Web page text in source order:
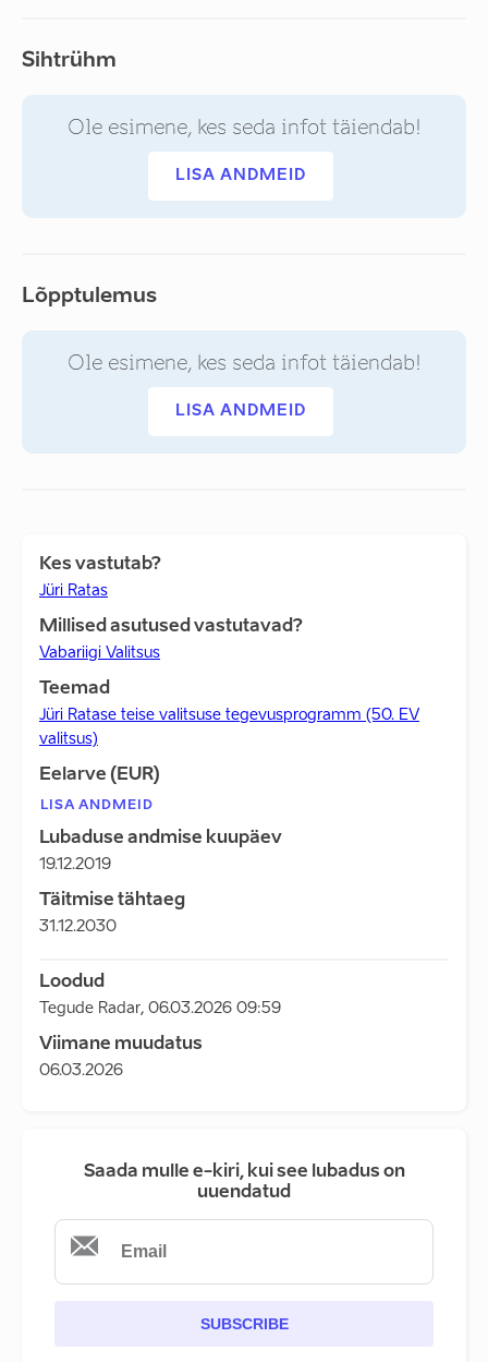
Sihtrühm
Ole esimene, kes seda infot täiendab!
LISA ANDMEID
Lõpptulemus
Ole esimene, kes seda infot täiendab!
LISA ANDMEID
Kes vastutab?
Jüri Ratas
Millised asutused vastutavad?
Vabariigi Valitsus
Teemad
Jüri Ratase teise valitsuse tegevusprogramm (50. EV
valitsus)
Eelarve (EUR)
LISA ANDMEID
Lubaduse andmise kuupäev
19.12.2019
Täitmise tähtaeg
31.12.2030
Loodud
Tegude Radar, 06.03.2026 09:59
Viimane muudatus
06.03.2026
Saada mulle e-kiri, kui see lubadus on
uuendatud
SUBSCRIBE